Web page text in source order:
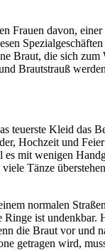
davon,
die sich
Brautstrauß
Kleid das
Hochzeit und
mit wenigen
Tänze
normalen
ist
die Braut vor und
getragen wird,